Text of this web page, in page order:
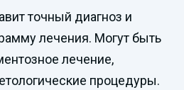
точный диагноз и
лечения. Могут быть
лечение,
процедуры.